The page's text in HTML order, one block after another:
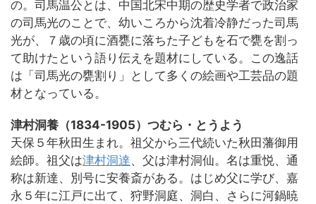
の。司馬温公とは、中国北宋中期の歴史学者で政治家
の司馬光のことで、幼いころから沈着冷静だった司馬
光が、７歳の頃に酒甕に落ちた子どもを石で甕を割っ
て助けたという語り伝えを題材にしている。この逸話
は「司馬光の甕割り」として多くの絵画や工芸品の題
材となっている。
津村洞養（1834-1905）つむら・とうよう
天保５年秋田生まれ。祖父から三代続いた秋田藩御用
絵師。祖父は津村洞達、父は津村洞仙。名は重悦、通
称は新達、別号に安養斎がある。はじめ父に学び、嘉
永５年に江戸に出て、狩野洞庭、洞白、さらに河鍋暁